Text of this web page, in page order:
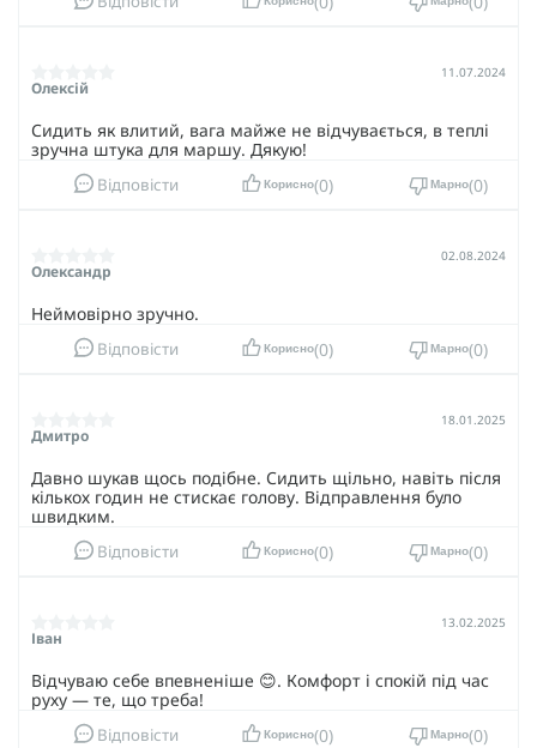
Балістичний шолом "FAST TEAM WENDY", разом із
стильним кавером та чебурашками, стане вашим
надійним союзником у будь-яких завданнях. Це
ефективний захист, комфорт, функціональність та стиль.
Олексій
11.07.2024
Сидить як влитий, вага майже не відчувається, в теплі
зручна штука для маршу. Дякую!
Відповісти Корисно 0 Марно 0
Олександр
02.08.2024
Неймовірно зручно.
Відповісти Корисно 0 Марно 0
Дмитро
18.01.2025
Давно шукав щось подібне. Сидить щільно, навіть після
кількох годин не стискає голову. Відправлення було
швидким.
Відповісти Корисно 0 Марно 0
Іван
13.02.2025
Відчуваю себе впевненіше 😊. Комфорт і спокій під час
руху — те, що треба!
Відповісти Корисно 0 Марно 0